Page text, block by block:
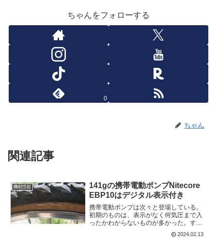
ちゃんをフォローする
0
ちゃん
関連記事
機材情報
141gの携帯電動ポンプNitecore
EBP10はデジタル表示付き
携帯電動ポンプは次々と登場している。
初期のものは、表示がなく何気圧まで入
ったかわからないものが多かった。すで
にamazonでも販売されている、
2024.02.13